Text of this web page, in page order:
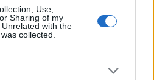
Use,
Sharing of my
with the
collected.
in cui chi vende è
per cui la transazione
quale che sia la forma
impedisce a chi
o prestazione di accettare